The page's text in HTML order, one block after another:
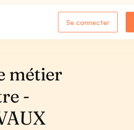
Se connecter
métier
-